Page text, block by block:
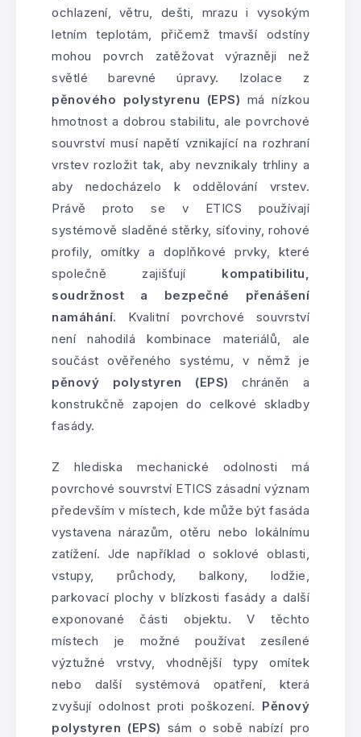
ochlazení, větru, dešti, mrazu i vysokým
letním teplotám, přičemž tmavší odstíny
mohou povrch zatěžovat výrazněji než
světlé barevné úpravy. Izolace z
pěnového polystyrenu (EPS) má nízkou
hmotnost a dobrou stabilitu, ale povrchové
souvrství musí napětí vznikající na rozhraní
vrstev rozložit tak, aby nevznikaly trhliny a
aby nedocházelo k oddělování vrstev.
Právě proto se v ETICS používají
systémově sladěné stěrky, síťoviny, rohové
profily, omítky a doplňkové prvky, které
společně zajišťují kompatibilitu,
soudržnost a bezpečné přenášení
namáhání. Kvalitní povrchové souvrství
není nahodilá kombinace materiálů, ale
součást ověřeného systému, v němž je
pěnový polystyren (EPS) chráněn a
konstrukčně zapojen do celkové skladby
fasády.
Z hlediska mechanické odolnosti má
povrchové souvrství ETICS zásadní význam
především v místech, kde může být fasáda
vystavena nárazům, otěru nebo lokálnímu
zatížení. Jde například o soklové oblasti,
vstupy, průchody, balkony, lodžie,
parkovací plochy v blízkosti fasády a další
exponované části objektu. V těchto
místech je možné používat zesílené
výztužné vrstvy, vhodnější typy omítek
nebo další systémová opatření, která
zvyšují odolnost proti poškození. Pěnový
polystyren (EPS) sám o sobě nabízí pro